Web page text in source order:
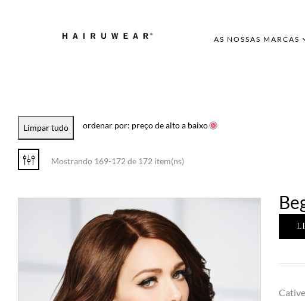
AS NOSSAS MARCAS
Limpar tudo ordenar por: preço de alto a baixo
Mostrando 169-172 de 172 item(ns)